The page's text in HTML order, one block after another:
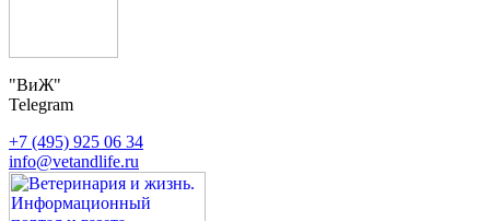
"ВиЖ"
Telegram
+7 (495) 925 06 34
info@vetandlife.ru